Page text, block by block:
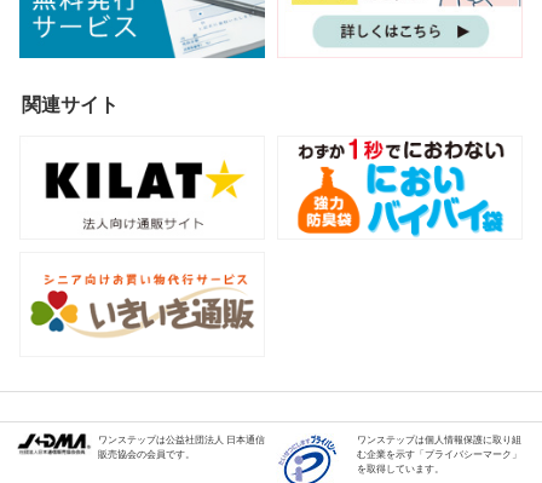
関連サイト
ワンステップは公益社団法人 日本通信
販売協会の会員です。
ワンステップは個人情報保護に取り組
む企業を示す「プライバシーマーク」
を取得しています。